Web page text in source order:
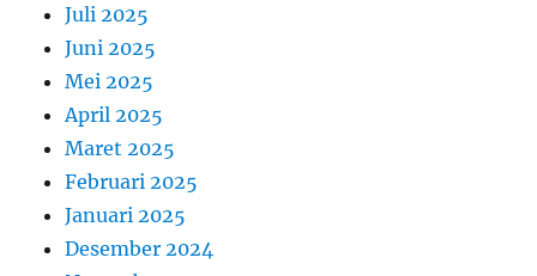
Juli 2025
Juni 2025
Mei 2025
April 2025
Maret 2025
Februari 2025
Januari 2025
Desember 2024